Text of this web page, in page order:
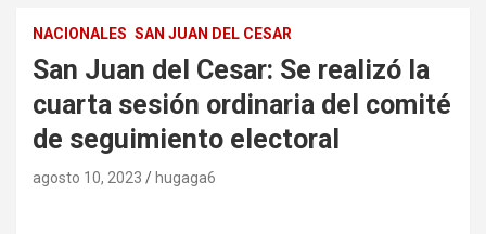
NACIONALES SAN JUAN DEL CESAR
San Juan del Cesar: Se realizó la
cuarta sesión ordinaria del comité
de seguimiento electoral
agosto 10, 2023 hugaga6